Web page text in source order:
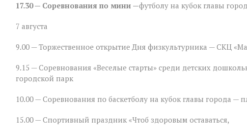
в
17.30 — Соревнования по мини —футболу на кубок главы
7 августа
9.00 — Торжественное открытие Дня физкультурника — СКЦ
9.15 — Соревнования «Веселые старты» среди детских
городской парк
10.00 — Соревнования по баскетболу на кубок главы города —
15.00 — Спортивный праздник «Чтоб здоровым оставаться,